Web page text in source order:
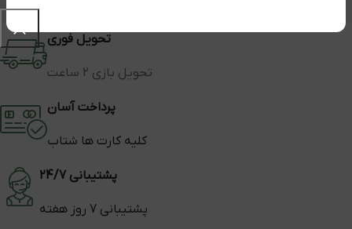
تحویل فوری
تحویل بازی 2 ساعت
پرداخت آسان
کلیه کارت ها شتاب
پشتیبانی 24/7
پشتیبانی 7 روز هفته